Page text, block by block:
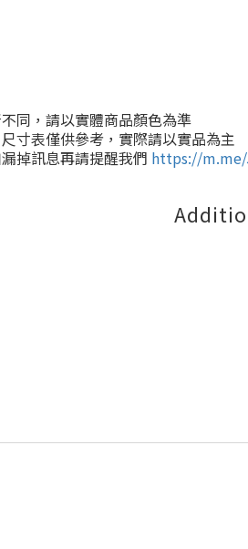
同，請以實體商品顏色為準
寸表僅供參考，實際請以實品為主
掉訊息再請提醒我們 https://